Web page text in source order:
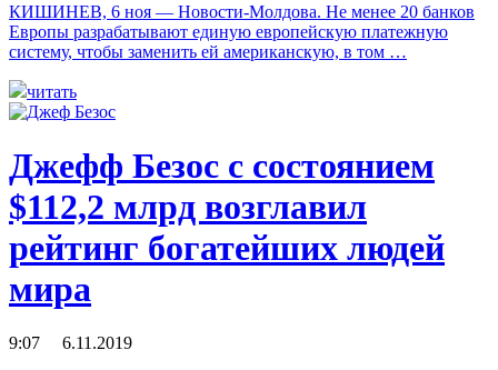
КИШИНЕВ, 6 ноя — Новости-Молдова. Не менее 20 банков
Европы разрабатывают единую европейскую платежную
систему, чтобы заменить ей американскую, в том …
читать
Джефф Безос с состоянием
$112,2 млрд возглавил
рейтинг богатейших людей
мира
9:07 6.11.2019